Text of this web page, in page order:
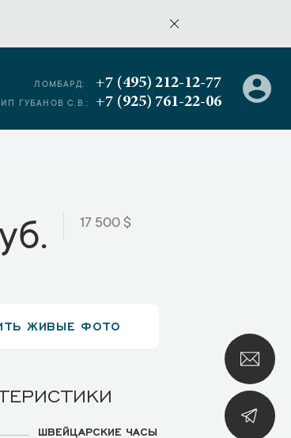
ЛОМБАРД: +7 (495) 212-12-77
ИП ГУБАНОВ С.В.: +7 (925) 761-22-06
17 500 $
ЖИВЫЕ ФОТО
ШВЕЙЦАРСКИЕ ЧАСЫ